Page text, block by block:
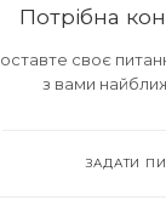
Потрібна
своє
з вами
ЗАДАТИ